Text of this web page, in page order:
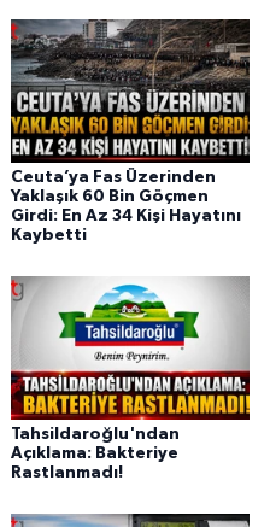
Ceuta’ya Fas Üzerinden
Yaklaşık 60 Bin Göçmen
Girdi: En Az 34 Kişi Hayatını
Kaybetti
Tahsildaroğlu'ndan
Açıklama: Bakteriye
Rastlanmadı!